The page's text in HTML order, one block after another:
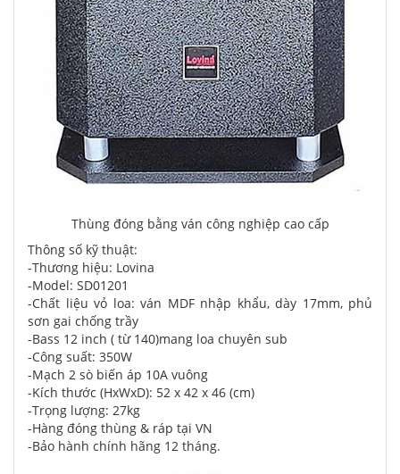
Thùng đóng bằng ván công nghiệp cao cấp
Thông số kỹ thuật:
-Thương hiệu: Lovina
-Model: SD01201
-Chất liệu vỏ loa: ván MDF nhập khẩu, dày 17mm, phủ
sơn gai chống trầy
-Bass 12 inch ( từ 140)mang loa chuyên sub
-Công suất: 350W
-Mạch 2 sò biến áp 10A vuông
-Kích thước (HxWxD): 52 x 42 x 46 (cm)
-Trọng lượng: 27kg
-Hàng đóng thùng & ráp tại VN
-Bảo hành chính hãng 12 tháng.